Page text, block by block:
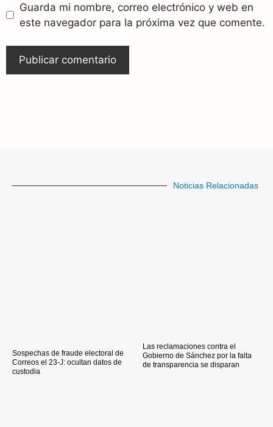
Guarda mi nombre, correo electrónico y web en
este navegador para la próxima vez que comente.
Noticias Relacionadas
Sospechas de fraude electoral de
Correos el 23-J: ocultan datos de
custodia
Las reclamaciones contra el
Gobierno de Sánchez por la falta
de transparencia se disparan